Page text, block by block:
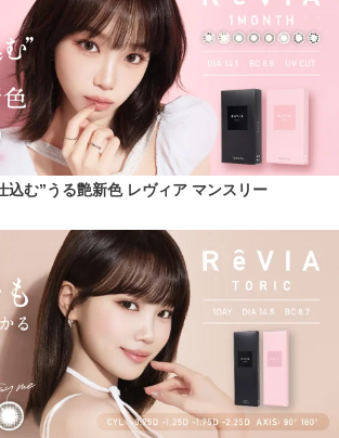
込む”うる艶新色 レヴィア マンスリー